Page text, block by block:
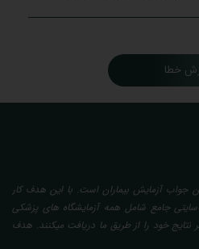
خطا
جواب آزمایش بیماران است. با این هدف کار
و امروز، سایتی جامع شامل همه آزمایشگاه های پزشکی
خود را از طریق ما دریافت میکنند. هدف